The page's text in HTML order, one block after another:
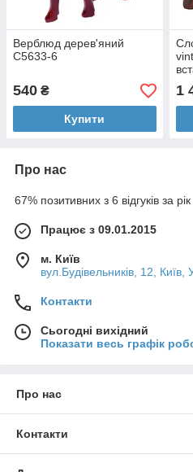
Верблюд дерев'яний
С5633-6
540 ₴
Купити
1
Про нас
67% позитивних з 6 відгуків за рік
Працює з 09.01.2015
м. Київ
вул.Будівельників, 12, Київ,
Контакти
Сьогодні вихідний
Показати весь графік
Про нас
Контакти